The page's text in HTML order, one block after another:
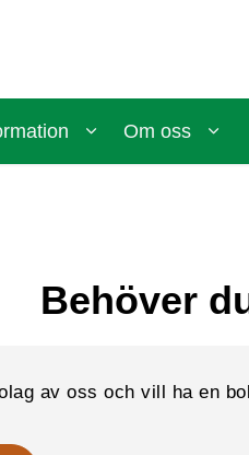
Om oss
Behöver
av oss och vill ha en